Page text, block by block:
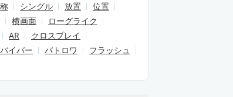
シングル 放置
位置
横画面
ローグライク
AR
クロスプレイ
イバー バトロワ
フラッシュ